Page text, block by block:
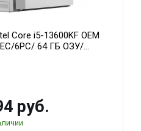
Core i5-13600KF OEM
6PC/ 64 ГБ ОЗУ/
OC 8GB GDDR7 128bit
руб.